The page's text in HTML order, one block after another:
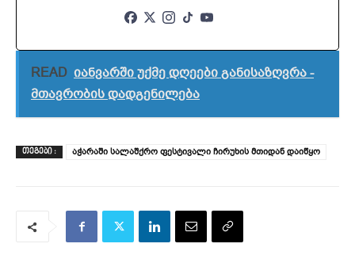
READ იანვარში უქმე დღეები განისაზღვრა -
მთავრობის დადგენილება
ᲗᲔᲒᲔᲑᲘ : აჭარაში სალაშქრო ფესტივალი ჩირუხის მთიდან დაიწყო